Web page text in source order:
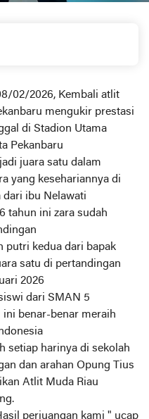
02/2026, Kembali atlit
mengukir prestasi
di Stadion Utama
Pekanbaru
juara satu dalam
yang kesehariannya di
dari ibu Nelawati
tahun ini zara sudah
putri kedua dari bapak
satu di pertandingan
2026
dari SMAN 5
ini benar-benar meraih
setiap harinya di sekolah
dan arahan Opung Tius
Atlit Muda Riau
perjuangan kami " ucap